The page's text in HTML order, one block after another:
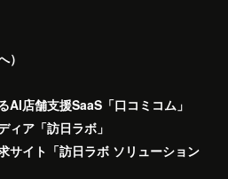
）
AI店舗支援SaaS「口コミコム」
ィア「訪日ラボ」
サイト「訪日ラボ ソリューション